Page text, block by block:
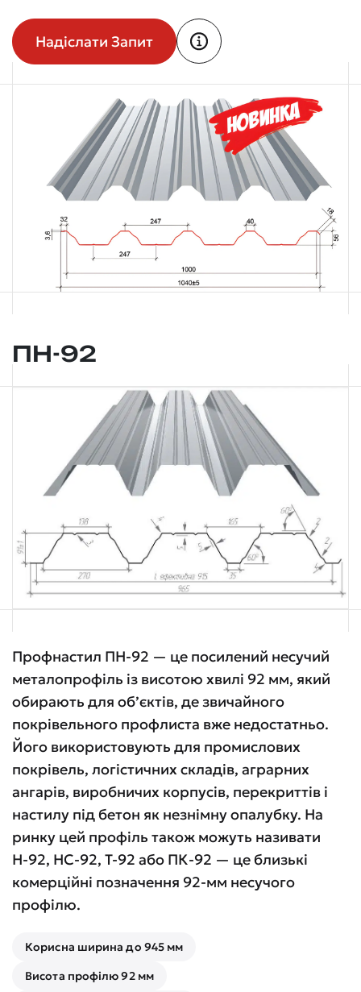
Надіслати Запит
ПН-92
Профнастил ПН-92 — це посилений несучий
металопрофіль із висотою хвилі 92 мм, який
обирають для об’єктів, де звичайного
покрівельного профлиста вже недостатньо.
Його використовують для промислових
покрівель, логістичних складів, аграрних
ангарів, виробничих корпусів, перекриттів і
настилу під бетон як незнімну опалубку. На
ринку цей профіль також можуть називати
Н-92, НС-92, Т-92 або ПК-92 — це близькі
комерційні позначення 92-мм несучого
профілю.
Корисна ширина до 945 мм
Висота профілю 92 мм